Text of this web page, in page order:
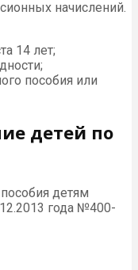
начислений.
14 лет;
пособия или
детей по
детям
года №400-